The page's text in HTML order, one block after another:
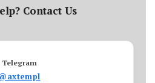
Contact Us
Telegram